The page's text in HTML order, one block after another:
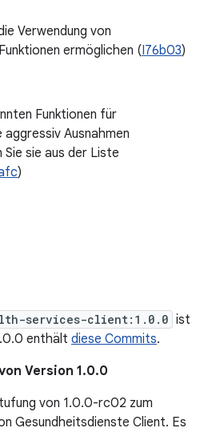
Verwendung von
ermöglichen (I76b03)
Funktionen für
aggressiv Ausnahmen
sie aus der Liste
)
services-client:1.0.0 ist
enthält diese Commits.
Version 1.0.0
von 1.0.0-rc02 zum
Gesundheitsdienste Client. Es